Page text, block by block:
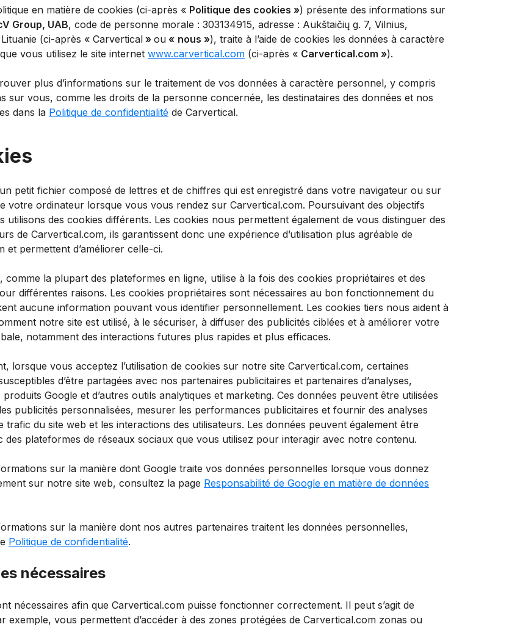
en matière de cookies (ci-après « Politique des cookies ») présente des informations sur
Group, UAB, code de personne morale : 303134915, adresse : Aukštaičių g. 7, Vilnius,
(ci-après « Carvertical » ou « nous »), traite à l’aide de cookies les données à caractère
vous utilisez le site internet www.carvertical.com (ci-après « Carvertical.com »).
plus d’informations sur le traitement de vos données à caractère personnel, y compris
sur vous, comme les droits de la personne concernée, les destinataires des données et nos
dans la Politique de confidentialité de Carvertical.
petit fichier composé de lettres et de chiffres qui est enregistré dans votre navigateur ou sur
votre ordinateur lorsque vous vous rendez sur Carvertical.com. Poursuivant des objectifs
utilisons des cookies différents. Les cookies nous permettent également de vous distinguer des
de Carvertical.com, ils garantissent donc une expérience d’utilisation plus agréable de
et permettent d’améliorer celle-ci.
comme la plupart des plateformes en ligne, utilise à la fois des cookies propriétaires et des
différentes raisons. Les cookies propriétaires sont nécessaires au bon fonctionnement du
aucune information pouvant vous identifier personnellement. Les cookies tiers nous aident à
notre site est utilisé, à le sécuriser, à diffuser des publicités ciblées et à améliorer votre
notamment des interactions futures plus rapides et plus efficaces.
lorsque vous acceptez l’utilisation de cookies sur notre site Carvertical.com, certaines
d’être partagées avec nos partenaires publicitaires et partenaires d’analyses,
Google et d’autres outils analytiques et marketing. Ces données peuvent être utilisées
publicités personnalisées, mesurer les performances publicitaires et fournir des analyses
trafic du site web et les interactions des utilisateurs. Les données peuvent également être
des plateformes de réseaux sociaux que vous utilisez pour interagir avec notre contenu.
sur la manière dont Google traite vos données personnelles lorsque vous donnez
sur notre site web, consultez la page Responsabilité de Google en matière de données
sur la manière dont nos autres partenaires traitent les données personnelles,
Politique de confidentialité.
nécessaires
nécessaires afin que Carvertical.com puisse fonctionner correctement. Il peut s’agit de
exemple, vous permettent d’accéder à des zones protégées de Carvertical.com zonas ou